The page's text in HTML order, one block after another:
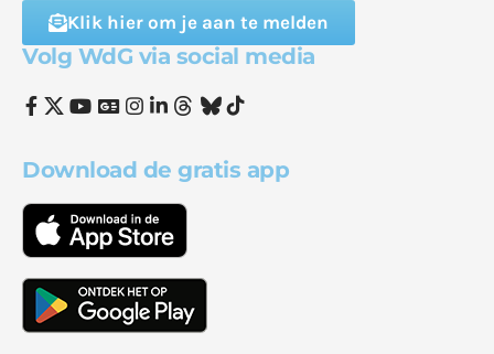
Klik hier om je aan te melden
Volg WdG via social media
Download de gratis app